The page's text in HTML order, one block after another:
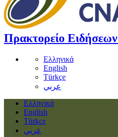
Πρακτορείο Ειδήσεων
Ελληνικά
English
Türkçe
عربي
Ελληνικά
English
Türkçe
عربي